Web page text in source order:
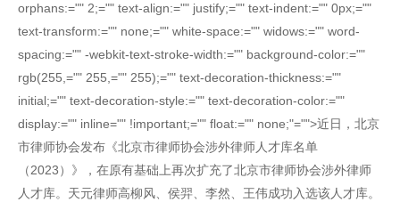
orphans:="" 2;="" text-align:="" justify;="" text-indent:="" 0px;=""
text-transform:="" none;="" white-space:="" widows:="" word-
spacing:="" -webkit-text-stroke-width:="" background-color:=""
rgb(255,="" 255,="" 255);="" text-decoration-thickness:=""
initial;="" text-decoration-style:="" text-decoration-color:=""
display:="" inline="" !important;="" float:="" none;"="">近日，北京
市律师协会发布《北京市律师协会涉外律师人才库名单
（2023）》，在原有基础上再次扩充了北京市律师协会涉外律师
人才库。天元律师高柳风、侯羿、李然、王伟成功入选该人才库。